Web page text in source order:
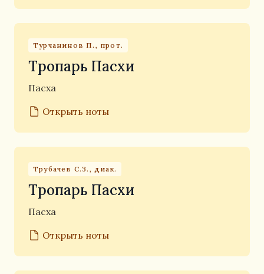
Турчанинов П., прот.
Тропарь Пасхи
Пасха
Открыть ноты
Трубачев С.З., диак.
Тропарь Пасхи
Пасха
Открыть ноты